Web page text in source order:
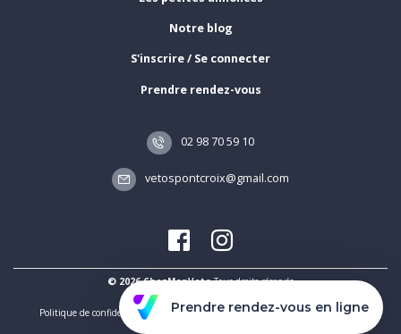
Notre blog
S'inscrire / Se connecter
Prendre rendez-vous
02 98 70 59 10
vetospontcroix@gmail.com
© 2026 ChezMonVetoTous droits réservés
Politique de confidentialité et de traitement des données
Mentions légales
Prendre rendez-vous en ligne